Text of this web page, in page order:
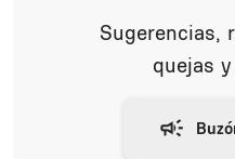
Sugerencias,
quejas